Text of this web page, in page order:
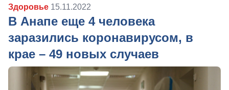
Здоровье 15.11.2022
В Анапе еще 4 человека
заразились коронавирусом, в
крае – 49 новых случаев